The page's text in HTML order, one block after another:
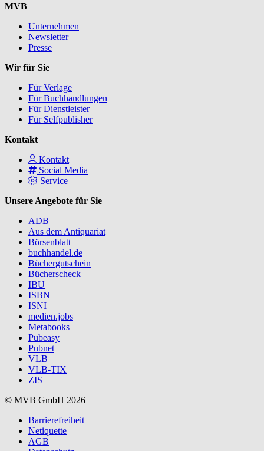
MVB
Unternehmen
Newsletter
Presse
Wir für Sie
Für Verlage
Für Buchhandlungen
Für Dienstleister
Für Selfpublisher
Kontakt
Kontakt
Social Media
Service
Unsere Angebote für Sie
ADB
Aus dem Antiquariat
Börsenblatt
buchhandel.de
Büchergutschein
Bücherscheck
IBU
ISBN
ISNI
medien.jobs
Metabooks
Pubeasy
Pubnet
VLB
VLB-TIX
ZIS
© MVB GmbH 2026
Barrierefreiheit
Netiquette
AGB